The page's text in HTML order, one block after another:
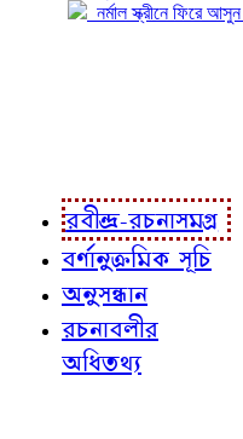
নর্মাল স্ক্রীনে ফিরে আসুন
রবীন্দ্র-রচনাসমগ্র
বর্ণানুক্রমিক সূচি
অনুসন্ধান
রচনাবলীর
অধিতথ্য